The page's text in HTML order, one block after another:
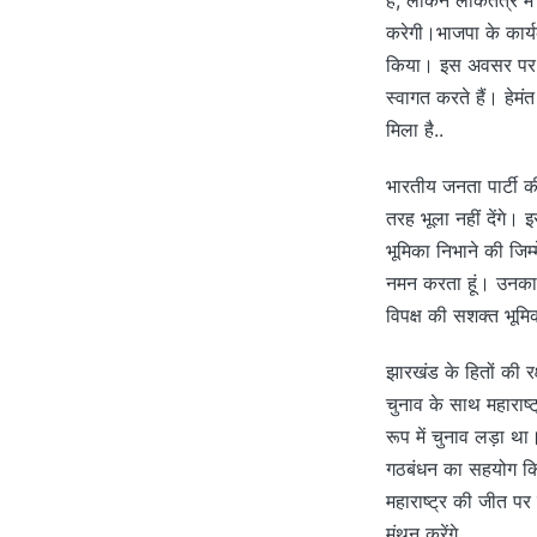
करेगी।भाजपा के
किया। इस अवसर
स्वागत करते हैं।
मिला है..
भारतीय जनता
तरह भूला नहीं देंगे।
भूमिका निभाने की
नमन करता हूं। उनका
विपक्ष की सशक्त
झारखंड के हितों की
चुनाव के साथ
रूप में चुनाव लड़ा
गठबंधन का सहयोग
महाराष्ट्र की जीत